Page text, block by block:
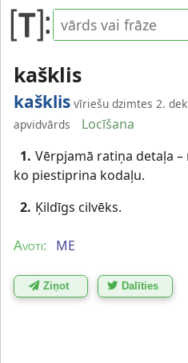
kašklis
kašklis vīriešu dzimtes 2.
apvidvārds
Locīšana
1. Vērpjamā ratiņa detaļa
ko piestiprina kodaļu.
2. Ķildīgs cilvēks.
Avoti: ME
Ziņot Dalīties